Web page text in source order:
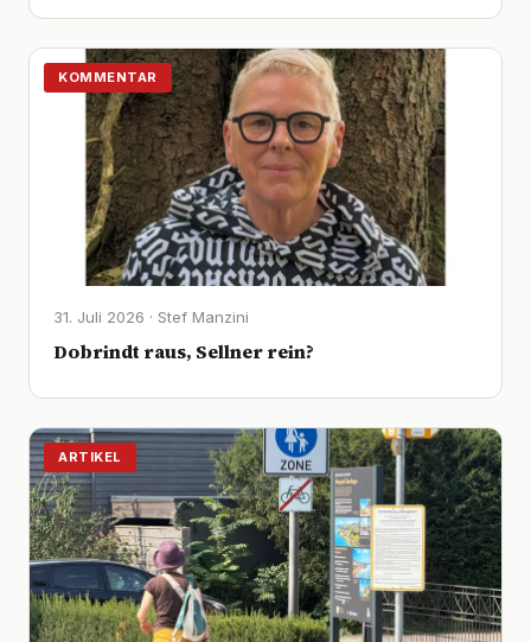
KOMMENTAR
31. Juli 2026 · Stef Manzini
Dobrindt raus, Sellner rein?
ARTIKEL